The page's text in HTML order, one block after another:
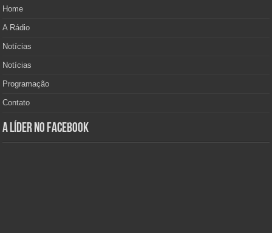
Home
A Rádio
Notícias
Notícias
Programação
Contato
A Líder no Facebook